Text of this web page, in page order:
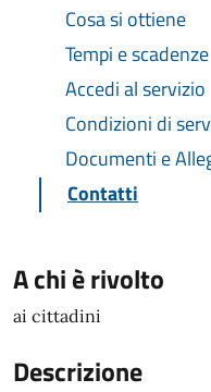
Cosa si ottiene
Tempi e scadenze
Accedi al servizio
Condizioni di
Documenti e
Contatti
A chi è rivolto
ai cittadini
Descrizione